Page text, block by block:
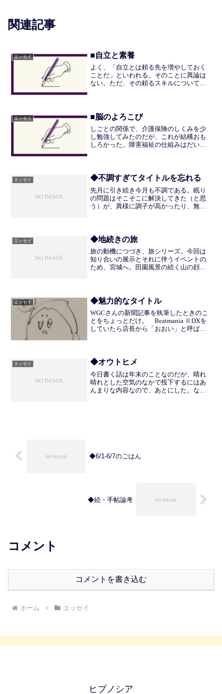
関連記事
エッセイ ■自立と素養
よく、「自立とは頼る先を増やしておく
ことだ」といわれる。そのことに異論は
ない。ただ、その頼るスキルについて
もいれば、逆もある。大人に...
エッセイ ■脳のよろこび
しごとの関係で、介護保険のしくみを少
し勉強してみたのだが、これが結構おも
しろかった。障害福祉の仕組みはだいぶ
と思った。レクチャー...
エッセイ ◆不調すぎてタイトルを忘れる
先月に引き続き今月も不調である。眠り
の問題はそこそこに解決してきた（と思
う）が、異様に調子が高かったり、無気
節があるものの、すぐに解...
エッセイ ◆地続きの旅
旅の動機につづき、旅シリーズ。今回は
知り合いの展示とそれに伴うイベントの
ため、宮城へ。田園風景の続く山の顔と
興途上の町・女川の現状も...
エッセイ ◆魅力的なタイトル
WGCさんの新聞記事を執筆したときのこ
とをちょっとだけ。 Beatmania ⅡDXを
していたら店長から「おおい」と呼ばれ
由。悩まし...
エッセイ ◆オウトヒメ
今日書く話は年末のことなのだが、晴れ
晴れとした空気のなかで投下するにはあ
んまりな内容なので、あとにした。な
◆6/1-6/7のごはん
◆続・手帖論考
コメント
コメントを書き込む
ホーム エッセイ
ヒプノシア